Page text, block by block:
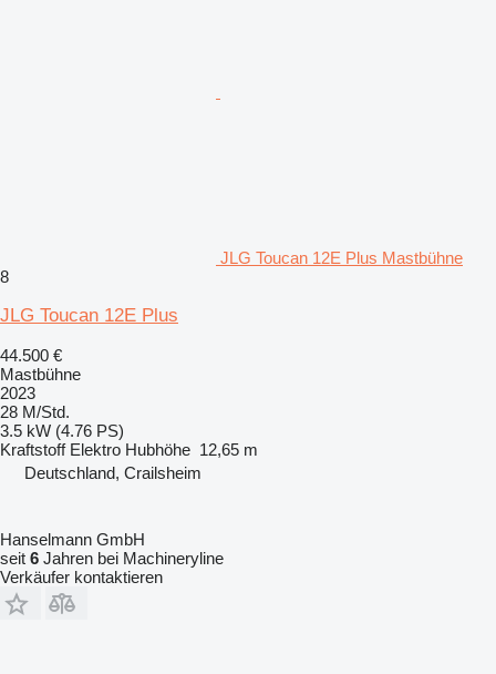
JLG Toucan 12E Plus Mastbühne
8
JLG Toucan 12E Plus
44.500 €
Mastbühne
2023
28 M/Std.
3.5 kW (4.76 PS)
Kraftstoff Elektro Hubhöhe 12,65 m
Deutschland, Crailsheim
Hanselmann GmbH
seit 6 Jahren bei Machineryline
Verkäufer kontaktieren